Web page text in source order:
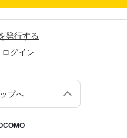
発行する
グイン
プへ